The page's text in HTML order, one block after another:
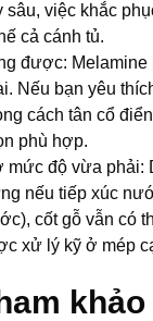
sâu, việc khắc
cả cánh tủ.
được:
Nếu bạn yêu
cách tân cổ
phù hợp.
độ vừa phải:
nếu tiếp xúc
cốt gỗ vẫn có
xử lý kỹ ở mép